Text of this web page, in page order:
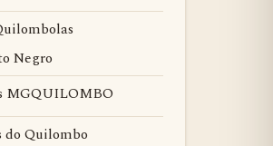
Negro
MGQUILOMBO
do Quilombo